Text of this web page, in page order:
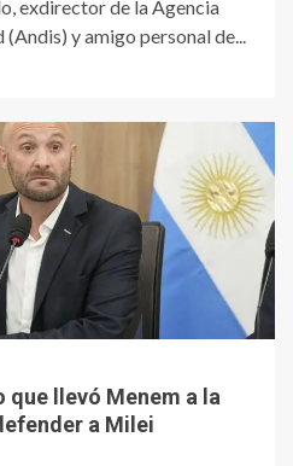
exdirector de la Agencia
y amigo personal de...
que llevó Menem a la
a Milei